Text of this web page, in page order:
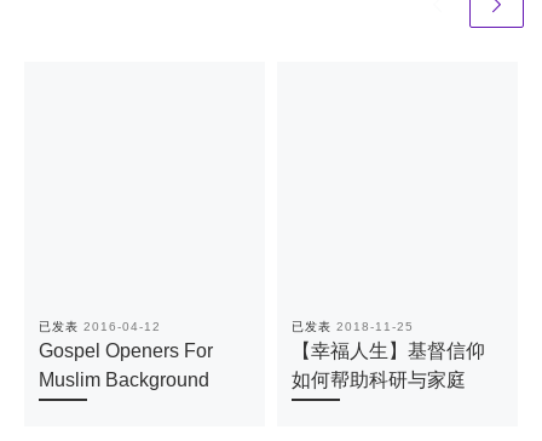
已发表 2016-04-12
Gospel Openers For
Muslim Background
已发表 2018-11-25
【幸福人生】基督信仰
如何帮助科研与家庭